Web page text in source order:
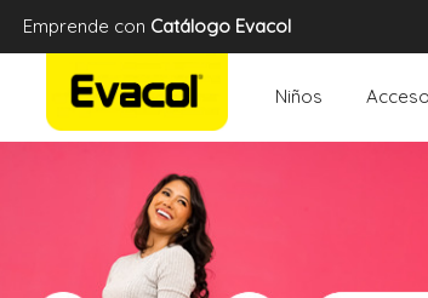
Emprende con Catálogo Evacol
Niños